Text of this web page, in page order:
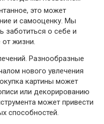
это может
и самооценку. Мы
заботиться о себе и
от жизни.
Разнообразные
нового увлечения
картины может
или декорированию
может привести
способностей.